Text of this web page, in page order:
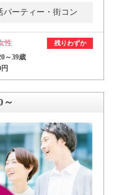
パーティー・街コン
性 残りわずか
～39歳
～